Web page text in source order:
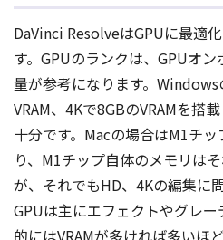
DaVinci ResolveはGPUに最適
す。GPUのランクは、GPUオ
量が参考になります。
VRAM、4Kで8GBのVRAMを搭
十分です。Macの場合はM1チ
り、M1チップ自体のメモリは
が、それでもHD、4Kの編集に
GPUは主にエフェクトやグレ
的にはVRAMが多ければ多いほ